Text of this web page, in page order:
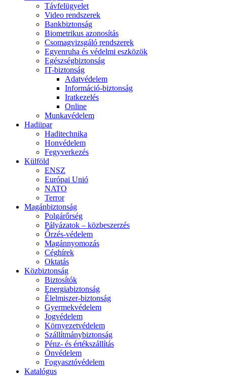
Távfelügyelet
Video rendszerek
Bankbiztonság
Biometrikus azonosítás
Csomagvizsgáló rendszerek
Egyenruha és védelmi eszközök
Egészségbiztonság
IT-biztonság
Adatvédelem
Információ-biztonság
Iratkezelés
Online
Munkavédelem
Hadiipar
Haditechnika
Honvédelem
Fegyverkezés
Külföld
ENSZ
Európai Unió
NATO
Terror
Magánbiztonság
Polgárőrség
Pályázatok – közbeszerzés
Őrzés-védelem
Magánnyomozás
Céghírek
Oktatás
Közbiztonság
Biztosítók
Energiabiztonság
Élelmiszer-biztonság
Gyermekvédelem
Jogvédelem
Környezetvédelem
Szállítmánybiztonság
Pénz- és értékszállítás
Önvédelem
Fogyasztóvédelem
Katalógus